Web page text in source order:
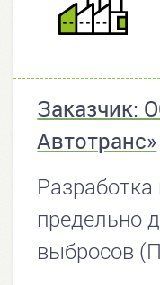
Заказчик:
Автотранс»
предельно
выбросов